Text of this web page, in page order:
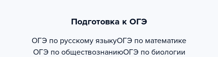
Подготовка к ОГЭ
ОГЭ по русскому языкуОГЭ по математике
ОГЭ по обществознаниюОГЭ по биологии